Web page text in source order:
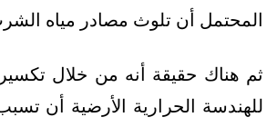
المحتمل أن تلوث مصادر مياه
ثم هناك حقيقة أنه من خلال
للهندسة الحرارية الأرضية أن